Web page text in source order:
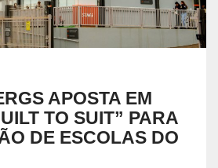
APOSTA EM
TO SUIT” PARA
DE ESCOLAS DO